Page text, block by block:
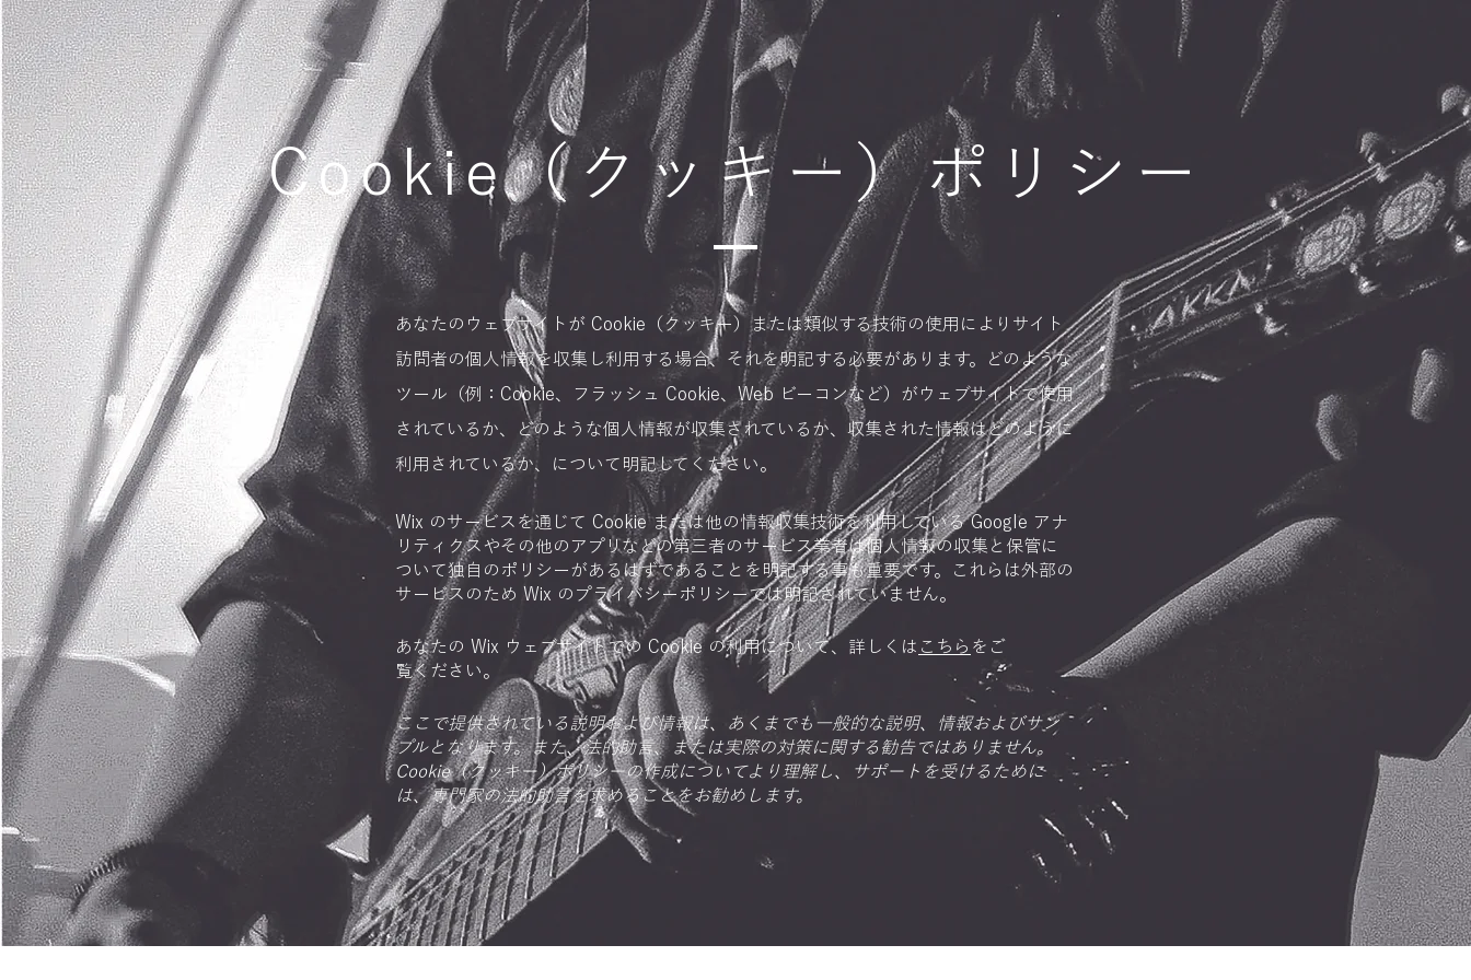
Cookie（クッキー）ポリシー
あなたのウェブサイトが Cookie（クッキー）または類似する技術の使用によりサイト
訪問者の個人情報を収集し利用する場合、それを明記する必要があります。どのような
ツール（例：Cookie、フラッシュ Cookie、Web ビーコンなど）がウェブサイトで使用
されているか、どのような個人情報が収集されているか、収集された情報はどのように
利用されているか、について明記してください。
Wix のサービスを通じて Cookie または他の情報収集技術を利用している Google アナ
リティクスやその他のアプリなどの第三者のサービス業者は個人情報の収集と保管に
ついて独自のポリシーがあるはずであることを明記する事も重要です。これらは外部の
サービスのため Wix のプライバシーポリシーでは明記されていません。
あなたの Wix ウェブサイトでの Cookie の利用について、詳しくは こちら をご
覧ください。
ここで提供されている説明および情報は、あくまでも一般的な説明、情報およびサン
プルとなります。また、法的助言、または実際の対策に関する勧告ではありません。
Cookie（クッキー）ポリシーの作成についてより理解し、サポートを受けるために
は、専門家の法的助言を求めることをお勧めします。